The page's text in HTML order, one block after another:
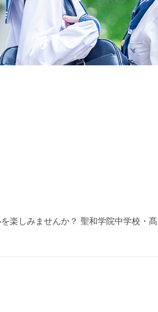
楽しみませんか？ 聖和学院中学校・